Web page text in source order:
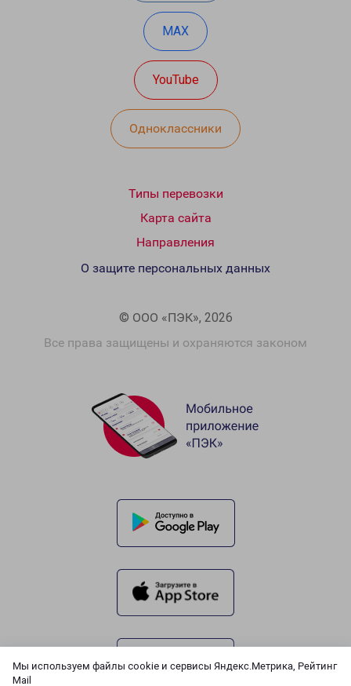
Мы используем файлы cookie и сервисы Яндекс.Метрика, Рейтинг
Mail
MAX
YouTube
Одноклассники
Типы перевозки
Карта сайта
Направления
© ООО «ПЭК», 2026
Все права защищены и охраняются законом
О защите персональных данных